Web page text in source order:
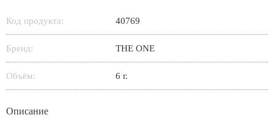
Код продукта: 40769
Бренд: THE ONE
Объём: 6 г.
Описание